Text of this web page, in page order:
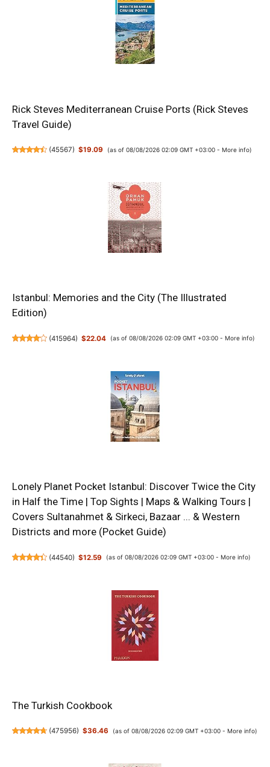
Rick Steves Mediterranean Cruise Ports (Rick Steves
Travel Guide)
(45567) $19.09 (as of 08/08/2026 02:09 GMT +03:00 - More info)
Istanbul: Memories and the City (The Illustrated
Edition)
(415964) $22.04 (as of 08/08/2026 02:09 GMT +03:00 - More info)
Lonely Planet Pocket Istanbul: Discover Twice the City
in Half the Time | Top Sights | Maps & Walking Tours |
Covers Sultanahmet & Sirkeci, Bazaar ... & Western
Districts and more (Pocket Guide)
(44540) $12.59 (as of 08/08/2026 02:09 GMT +03:00 - More info)
The Turkish Cookbook
(475956) $36.46 (as of 08/08/2026 02:09 GMT +03:00 - More info)